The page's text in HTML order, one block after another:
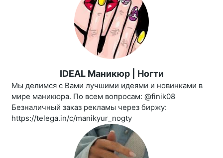
IDEAL Маникюр | Ногти
Мы делимся с Вами лучшими идеями и новинками в
мире маникюра. По всем вопросам: @finik08
Безналичный заказ рекламы через биржу:
https://telega.in/c/manikyur_nogty